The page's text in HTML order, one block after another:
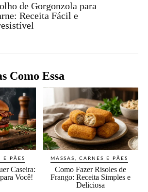
de Gorgonzola para
Receita Fácil e
Como Essa
E PÃES
Caseira:
Você!
MASSAS, CARNES E PÃES
Como Fazer Risoles de
Frango: Receita Simples e
Deliciosa